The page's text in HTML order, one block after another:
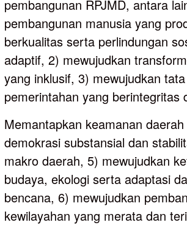
pembangunan RPJMD, antara
pembangunan manusia yang
berkualitas serta perlindungan
adaptif, 2) mewujudkan
yang inklusif, 3) mewujudkan
pemerintahan yang berintegritas
Memantapkan keamanan
demokrasi substansial dan
makro daerah, 5) mewujudkan
budaya, ekologi serta adaptasi
bencana, 6) mewujudkan
kewilayahan yang merata dan